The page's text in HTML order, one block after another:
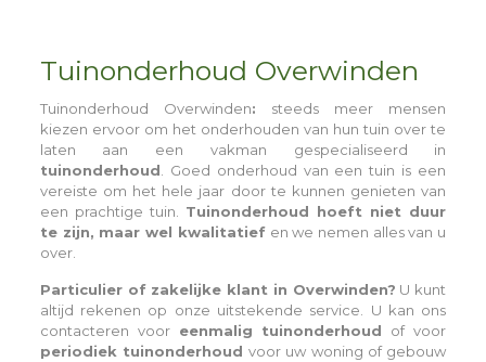
Tuinonderhoud Overwinden
Tuinonderhoud Overwinden: steeds meer mensen
kiezen ervoor om het onderhouden van hun tuin over te
laten aan een vakman gespecialiseerd in
tuinonderhoud . Goed onderhoud van een tuin is een
vereiste om het hele jaar door te kunnen genieten van
een prachtige tuin. Tuinonderhoud hoeft niet duur
te zijn, maar wel kwalitatiefen we nemen alles van u
over.
Particulier of zakelijke klant in Overwinden? U kunt
altijd rekenen op onze uitstekende service. U kan ons
contacteren voor eenmalig tuinonderhoud of voor
periodiek tuinonderhoudvoor uw woning of gebouw